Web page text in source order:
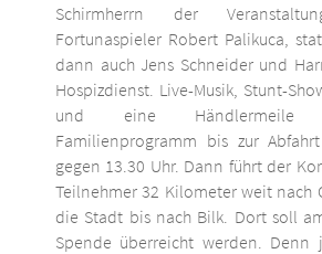
Schirmherrn der
Fortunaspieler Robert Palikuca,
dann auch Jens Schneider und
Hospizdienst. Live-Musik, Stunt-
und eine
Familienprogramm bis zur
gegen 13.30 Uhr. Dann führt der
Teilnehmer 32 Kilometer weit nach
die Stadt bis nach Bilk. Dort soll
Spende überreicht werden. Denn